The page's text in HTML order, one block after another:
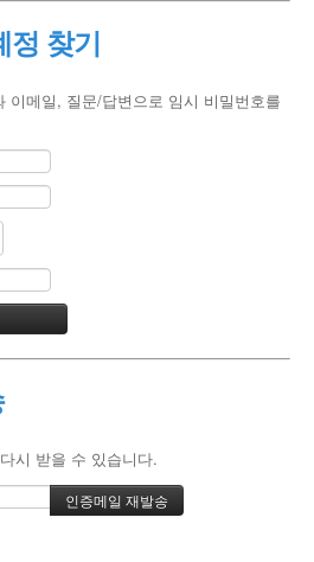
정 찾기
이메일, 질문/답변으로 임시 비밀번호를
시 받을 수 있습니다.